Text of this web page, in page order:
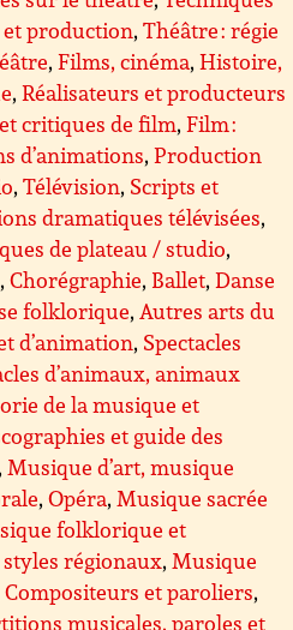
production,Théâtre : régie
,Films, cinéma,Histoire,
,Réalisateurs et producteurs
critiques de film,Film :
d’animations,Production
,Télévision, Scripts et
dramatiques télévisées,
de plateau / studio,
,Chorégraphie, Ballet,Danse
folklorique,Autres arts du
d’animation, Spectacles
d’animaux, animaux
de la musique et
et guide des
,Musique d’art, musique
,Opéra,Musique sacrée
folklorique et
régionaux,Musique
Compositeurs et paroliers,
musicales, paroles et